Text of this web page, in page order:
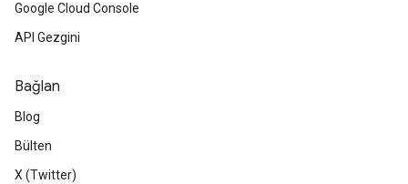
Google Cloud Console
API Gezgini
Bağlan
Blog
Bülten
X (Twitter)